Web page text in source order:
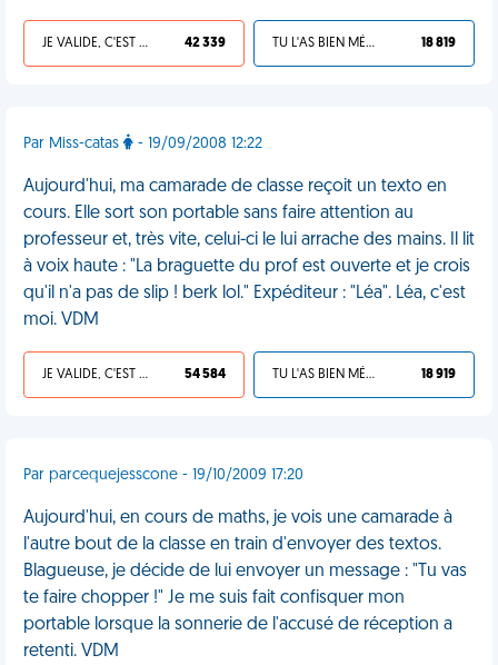
JE VALIDE, C'EST UNE VDM 42 339 TU L'AS BIEN MÉRITÉ 18 819
Par Miss-catas - 19/09/2008 12:22
Aujourd'hui, ma camarade de classe reçoit un texto en
cours. Elle sort son portable sans faire attention au
professeur et, très vite, celui-ci le lui arrache des mains. Il lit
à voix haute : "La braguette du prof est ouverte et je crois
qu'il n'a pas de slip ! berk lol." Expéditeur : "Léa". Léa, c'est
moi. VDM
JE VALIDE, C'EST UNE VDM 54 584 TU L'AS BIEN MÉRITÉ 18 919
Par parcequejesscone - 19/10/2009 17:20
Aujourd'hui, en cours de maths, je vois une camarade à
l'autre bout de la classe en train d'envoyer des textos.
Blagueuse, je décide de lui envoyer un message : "Tu vas
te faire chopper !" Je me suis fait confisquer mon
portable lorsque la sonnerie de l'accusé de réception a
retenti. VDM